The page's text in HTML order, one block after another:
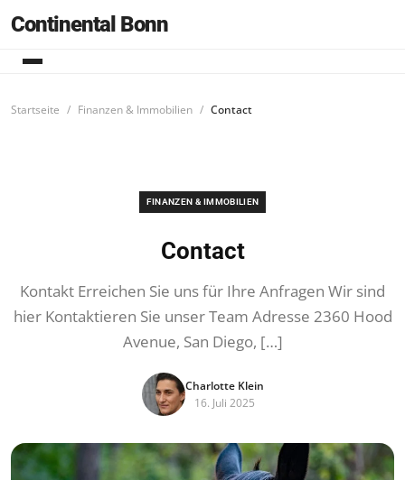
Continental Bonn
Startseite Finanzen & Immobilien Contact
FINANZEN & IMMOBILIEN
Contact
Kontakt Erreichen Sie uns für Ihre Anfragen Wir sind
hier Kontaktieren Sie unser Team Adresse 2360 Hood
Avenue, San Diego, […]
Charlotte Klein
16. Juli 2025